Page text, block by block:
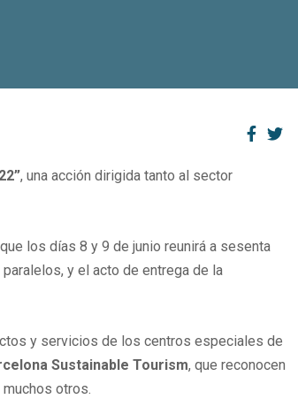
, una acción dirigida tanto al sector
los días 8 y 9 de junio reunirá a sesenta
y el acto de entrega de la
y servicios de los centros especiales de
Sustainable Tourism, que reconocen
otros.